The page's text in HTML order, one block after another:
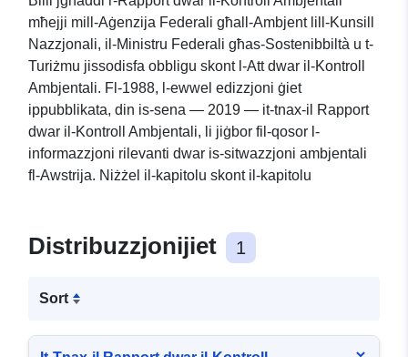
mħejji mill-Aġenzija Federali għall-Ambjent lill-Kunsill
Nazzjonali, il-Ministru Federali għas-Sostenibbiltà u t-
Turiżmu jissodisfa obbligu skont l-Att dwar il-Kontroll
Ambjentali. Fl-1988, l-ewwel edizzjoni ġiet
ippubblikata, din is-sena — 2019 — it-tnax-il Rapport
dwar il-Kontroll Ambjentali, li jiġbor fil-qosor l-
informazzjoni rilevanti dwar is-sitwazzjoni ambjentali
fl-Awstrija. Niżżel il-kapitolu skont il-kapitolu
Distribuzzjonijiet 1
Sort